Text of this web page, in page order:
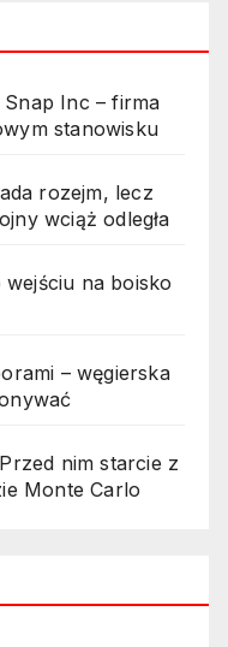
Inc – firma
stanowisku
rozejm, lecz
wciąż odległa
wejściu na boisko
– węgierska
nim starcie z
Monte Carlo